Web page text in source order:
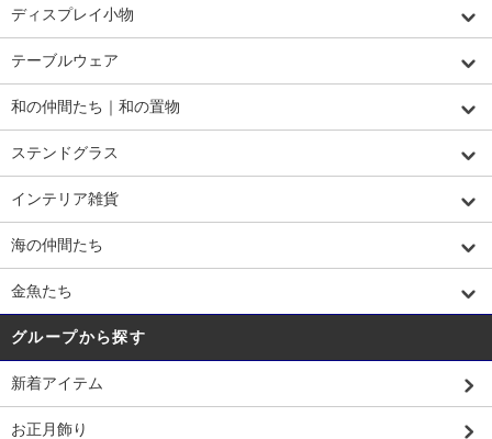
ディスプレイ小物
テーブルウェア
和の仲間たち｜和の置物
ステンドグラス
インテリア雑貨
海の仲間たち
金魚たち
グループから探す
新着アイテム
お正月飾り